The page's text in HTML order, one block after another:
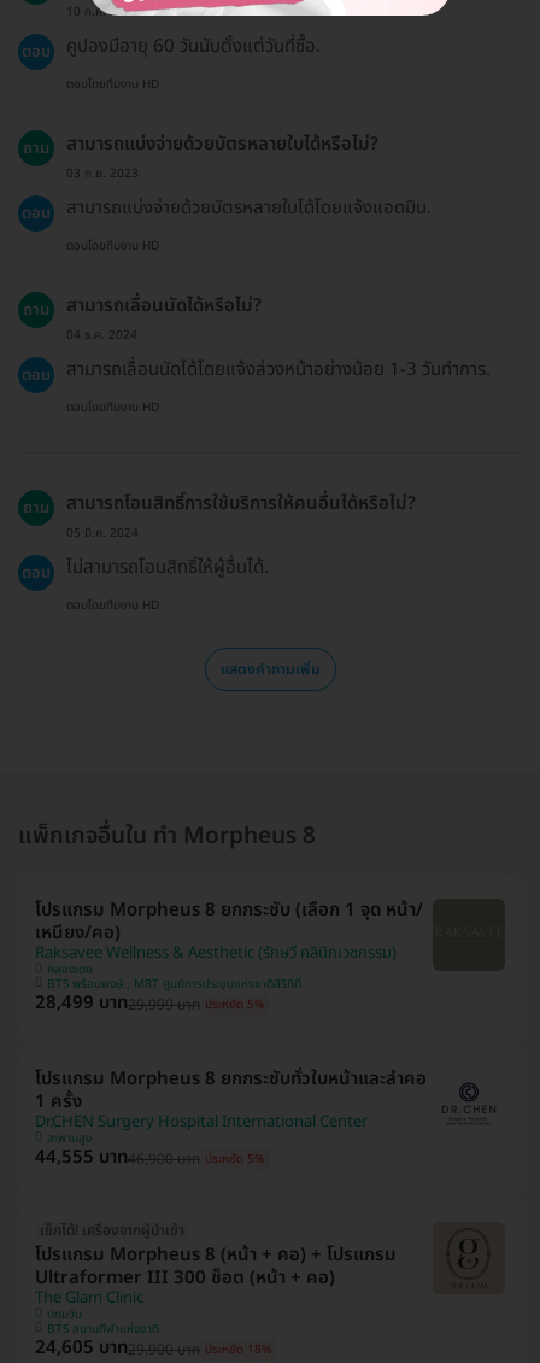
10 ก.ค. 2023
ตอบ คูปองมีอายุ 60 วันนับตั้งแต่วันที่ซื้อ.
ตอบโดยทีมงาน HD
ถาม สามารถแบ่งจ่ายด้วยบัตรหลายใบได้หรือไม่?
03 ก.ย. 2023
ตอบ สามารถแบ่งจ่ายด้วยบัตรหลายใบได้โดยแจ้งแอดมิน.
ตอบโดยทีมงาน HD
ถาม สามารถเลื่อนนัดได้หรือไม่?
04 ธ.ค. 2024
ตอบ สามารถเลื่อนนัดได้โดยแจ้งล่วงหน้าอย่างน้อย 1-3 วันทำการ.
ตอบโดยทีมงาน HD
ถาม สามารถโอนสิทธิ์การใช้บริการให้คนอื่นได้หรือไม่?
05 มี.ค. 2024
ตอบ ไม่สามารถโอนสิทธิ์ให้ผู้อื่นได้.
ตอบโดยทีมงาน HD
แสดงคำถามเพิ่ม
แพ็กเกจอื่นใน ทำ Morpheus 8
โปรแกรม Morpheus 8 ยกกระชับ (เลือก 1 จุด หน้า/
เหนียง/คอ)
Raksavee Wellness & Aesthetic (รักษวี คลินิกเวชกรรม)
คลองเตย
BTS พร้อมพงษ์ , MRT ศูนย์การประชุมแห่งชาติสิริกิติ์
28,499 บาท29,999 บาท ประหยัด 5%
โปรแกรม Morpheus 8 ยกกระชับทั่วใบหน้าและลำคอ
1 ครั้ง
Dr.CHEN Surgery Hospital International Center
สะพานสูง
44,555 บาท46,900 บาท ประหยัด 5%
เช็กได้! เครื่องจากผู้นำเข้า
โปรแกรม Morpheus 8 (หน้า + คอ) + โปรแกรม
Ultraformer III 300 ช็อต (หน้า + คอ)
The Glam Clinic
ปทุมวัน
BTS สนามกีฬาแห่งชาติ
24,605 บาท29,900 บาท ประหยัด 18%